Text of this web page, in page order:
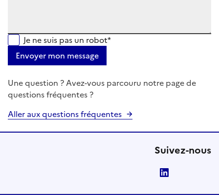
Je ne suis pas un robot*
Envoyer mon message
Une question ? Avez-vous parcouru notre page de
questions fréquentes ?
Aller aux questions fréquentes
Suivez-nous